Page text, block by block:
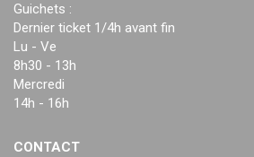
Guichets :
Dernier ticket 1/4h avant fin
Lu - Ve
8h30 - 13h
Mercredi
14h - 16h
CONTACT